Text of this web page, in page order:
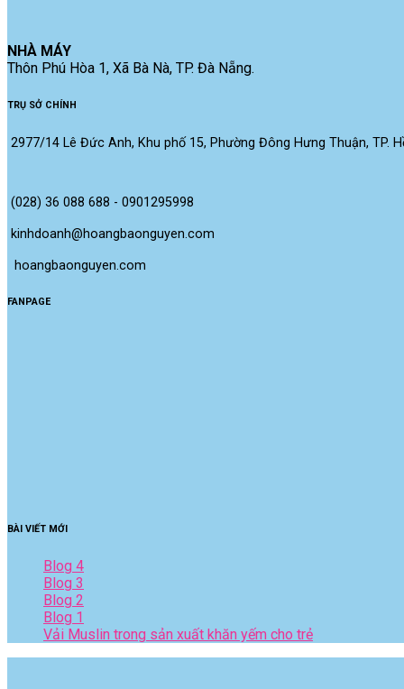
NHÀ MÁY
Thôn Phú Hòa 1, Xã Bà Nà, TP. Đà Nẵng.
TRỤ SỞ CHÍNH
2977/14 Lê Đức Anh, Khu phố 15, Phường Đông Hưng Thuận, TP.
(028) 36 088 688 - 0901295998
kinhdoanh@hoangbaonguyen.com
hoangbaonguyen.com
FANPAGE
BÀI VIẾT MỚI
Blog 4
Blog 3
Blog 2
Blog 1
Vải Muslin trong sản xuất khăn yếm cho trẻ